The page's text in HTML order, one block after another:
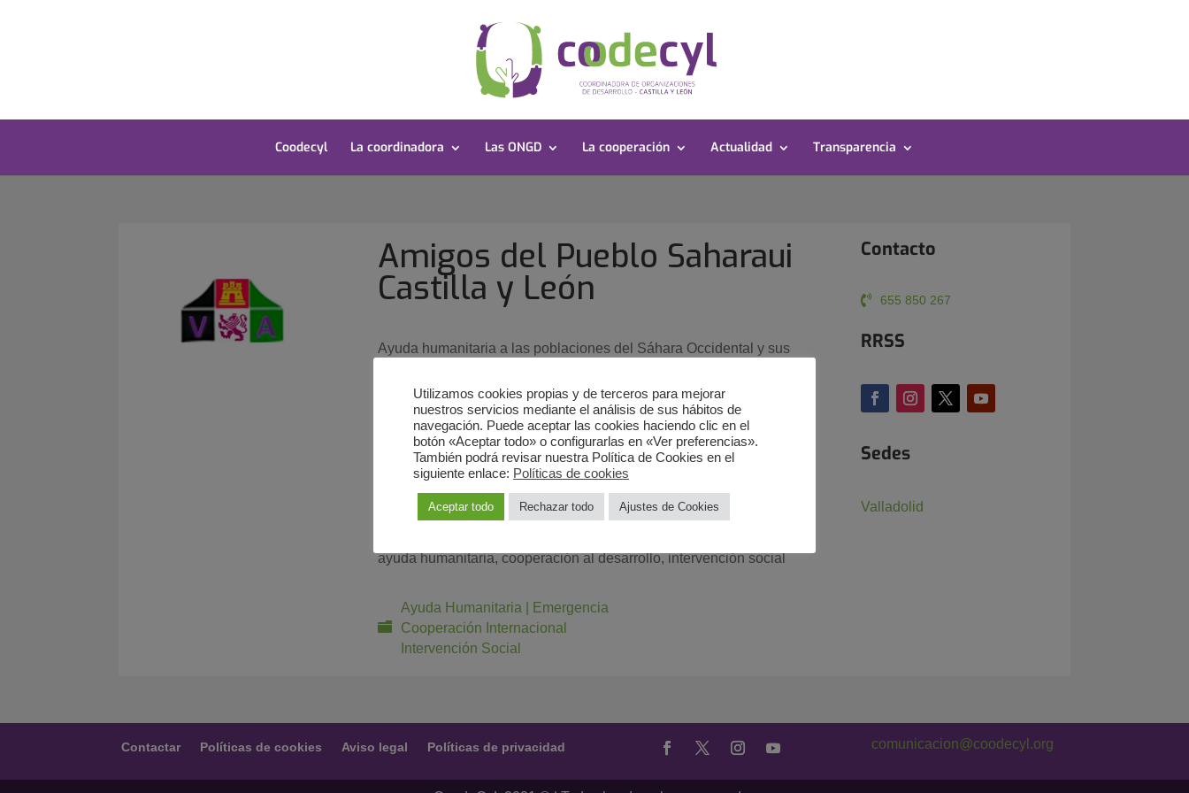
Coodecyl La coordinadora Las ONGD La cooperación Actualidad Transparencia
Amigos del Pueblo Saharaui
Castilla y León
Ayuda humanitaria a las poblaciones del Sáhara Occidental y sus
Página web:
https://sites.google.com/view/amigosaharacyl/inicio
C/ Las Nieves, 10Valladolid47011
Servicios
ayuda humanitaria, cooperación al desarrollo, intervención social
Ayuda Humanitaria | Emergencia
Cooperación Internacional
Intervención Social
Contacto
655 850 267
RRSS
Sedes
Valladolid
Contactar Políticas de cookies Aviso legal Políticas de privacidad comunicacion@coodecyl.org
Utilizamos cookies propias y de terceros para mejorar
nuestros servicios mediante el análisis de sus hábitos de
navegación. Puede aceptar las cookies haciendo clic en el
botón «Aceptar todo» o configurarlas en «Ver preferencias».
También podrá revisar nuestra Política de Cookies en el
siguiente enlace: Políticas de cookies
Aceptar todo Rechazar todo Ajustes de Cookies